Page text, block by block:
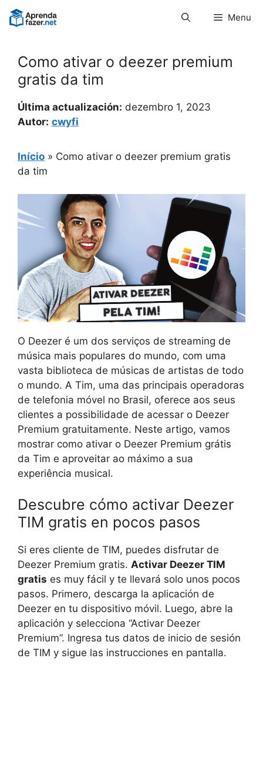
Pular
para
Menu
Como ativar o deezer premium
gratis da tim
Última actualización: dezembro 1, 2023
Autor: cwyfi
Início » Como ativar o deezer premium gratis
da tim
O Deezer é um dos serviços de streaming de
música mais populares do mundo, com uma
vasta biblioteca de músicas de artistas de todo
o mundo. A Tim, uma das principais operadoras
de telefonia móvel no Brasil, oferece aos seus
clientes a possibilidade de acessar o Deezer
Premium gratuitamente. Neste artigo, vamos
mostrar como ativar o Deezer Premium grátis
da Tim e aproveitar ao máximo a sua
experiência musical.
Descubre cómo activar Deezer
TIM gratis en pocos pasos
Si eres cliente de TIM, puedes disfrutar de
Deezer Premium gratis. Activar Deezer TIM
gratis es muy fácil y te llevará solo unos pocos
pasos. Primero, descarga la aplicación de
Deezer en tu dispositivo móvil. Luego, abre la
aplicación y selecciona “Activar Deezer
Premium”. Ingresa tus datos de inicio de sesión
de TIM y sigue las instrucciones en pantalla.